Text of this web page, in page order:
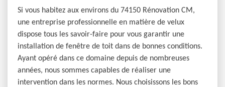
Si vous habitez aux environs du 74150 Rénovation CM,
une entreprise professionnelle en matière de velux
dispose tous les savoir-faire pour vous garantir une
installation de fenêtre de toit dans de bonnes conditions.
Ayant opéré dans ce domaine depuis de nombreuses
années, nous sommes capables de réaliser une
intervention dans les normes. Nous choisissons les bons